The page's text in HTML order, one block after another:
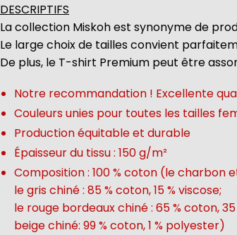
DESCRIPTIFS
La collection Miskoh est synonyme de
Le large choix de tailles convient
De plus, le T-shirt Premium peut être
Notre recommandation ! Excellente
Couleurs unies pour toutes les tailles
Production équitable et durable
Épaisseur du tissu : 150 g/m²
Composition : 100 % coton (le charbon
le gris chiné : 85 % coton, 15 % viscose;
le rouge bordeaux chiné : 65 % coton,
beige chiné: 99 % coton, 1 % polyester)